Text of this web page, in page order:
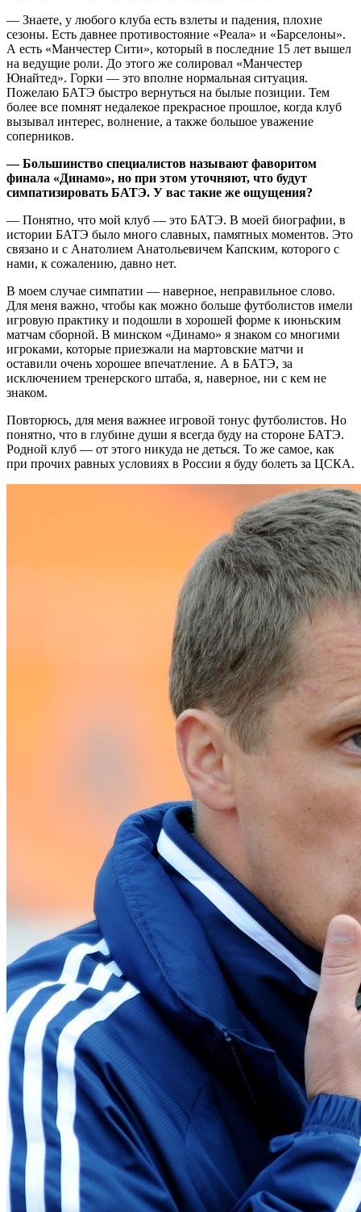
— Знаете, у любого клуба есть взлеты и падения, плохие
сезоны. Есть давнее противостояние «Реала» и «Барселоны».
А есть «Манчестер Сити», который в последние 15 лет вышел
на ведущие роли. До этого же солировал «Манчестер
Юнайтед». Горки — это вполне нормальная ситуация.
Пожелаю БАТЭ быстро вернуться на былые позиции. Тем
более все помнят недалекое прекрасное прошлое, когда клуб
вызывал интерес, волнение, а также большое уважение
соперников.
— Большинство специалистов называют фаворитом
финала «Динамо», но при этом уточняют, что будут
симпатизировать БАТЭ. У вас такие же ощущения?
— Понятно, что мой клуб — это БАТЭ. В моей биографии, в
истории БАТЭ было много славных, памятных моментов. Это
связано и с Анатолием Анатольевичем Капским, которого с
нами, к сожалению, давно нет.
В моем случае симпатии — наверное, неправильное слово.
Для меня важно, чтобы как можно больше футболистов имели
игровую практику и подошли в хорошей форме к июньским
матчам сборной. В минском «Динамо» я знаком со многими
игроками, которые приезжали на мартовские матчи и
оставили очень хорошее впечатление. А в БАТЭ, за
исключением тренерского штаба, я, наверное, ни с кем не
знаком.
Повторюсь, для меня важнее игровой тонус футболистов. Но
понятно, что в глубине души я всегда буду на стороне БАТЭ.
Родной клуб — от этого никуда не деться. То же самое, как
при прочих равных условиях в России я буду болеть за ЦСКА.